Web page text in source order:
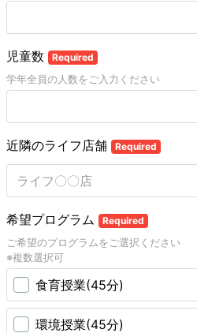
児童数 Required
学年全員の人数をご入力ください
近隣のライフ店舗 Required
希望プログラム Required
ご希望のプログラムをご選択ください
※複数選択可
食育授業(45分)
環境授業(45分)